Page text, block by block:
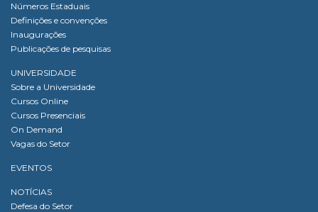
Números Estaduais
Definições e convenções
Inaugurações
Publicações de pesquisas
UNIVERSIDADE
Sobre a Universidade
Cursos Online
Cursos Presenciais
On Demand
Vagas do Setor
EVENTOS
NOTÍCIAS
Defesa do Setor